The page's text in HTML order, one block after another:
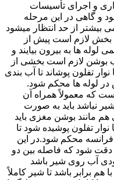
و اجرای تأسیسات
و گاهی در این مرحله
بیشتر از حد انتظار میشود
بخش لازم است پیش از
ها به بیرون بیایند و
بوشن لازم است بخشی از
تفلون پوشاند تا آب بندی
لوله ها محکم شود.
که معمولاً همراه آن
نباشد باید به صورت
مانند بوشن مغزی باید
تفلون پوشیده شود تا
فرانسه محکم شود.در این
دقت شود که فاصله بین دو
آب روی شیر باشد
با هم برابر باشد تا شیر کاملاً